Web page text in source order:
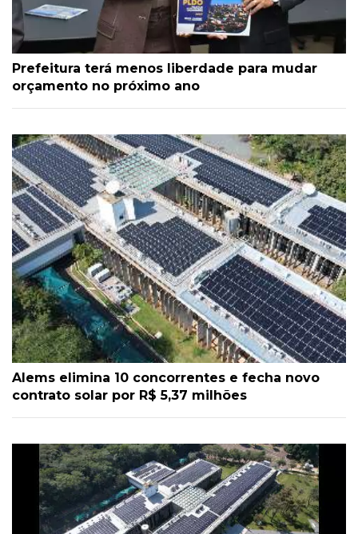
Prefeitura terá menos liberdade para mudar
orçamento no próximo ano
Alems elimina 10 concorrentes e fecha novo
contrato solar por R$ 5,37 milhões